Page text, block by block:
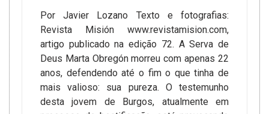
Por Javier Lozano Texto e fotografias:
Revista Misión www.revistamision.com,
artigo publicado na edição 72. A Serva de
Deus Marta Obregón morreu com apenas 22
anos, defendendo até o fim o que tinha de
mais valioso: sua pureza. O testemunho
desta jovem de Burgos, atualmente em